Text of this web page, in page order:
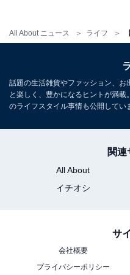
All About ニュース ライフ
話題の生活雑貨やファッション、
と楽しく、豊かになるヒントが満
のライフスタイル事情も公開してい
関連
All About
イチオシ
サ
会社概要
プライバシーポリシー